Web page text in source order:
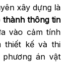
xây dựng là
thông tin
vào cảm tính
thiết kế và thi
án vật